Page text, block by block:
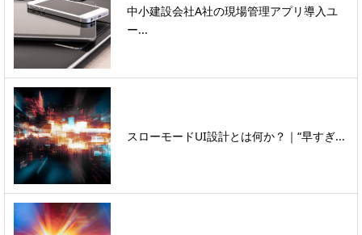
中小建設会社A社の現場管理アプリ導入ユ
ー...
スローモードUI設計とは何か？｜“早すぎ...